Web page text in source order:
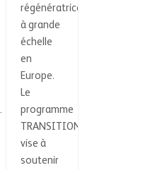
régénératrice
à grande
échelle
en
Europe.
Le
programme
TRANSITIONS
vise à
soutenir